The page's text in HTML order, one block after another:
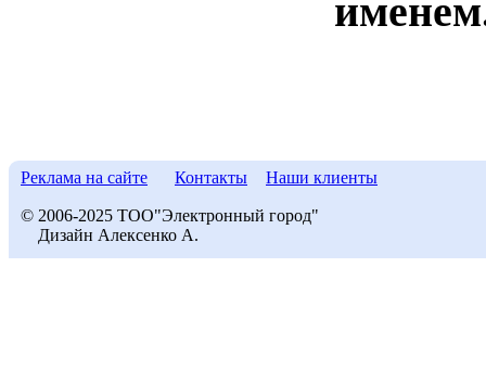
Реклама на сайте Контакты Наши клиенты
© 2006-2025 ТОО"Электронный город"
Дизайн Алексенко А.